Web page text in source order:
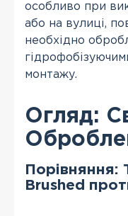
особливо при
або на вулиці,
необхідно
монтажу.
Огляд:
Порівняння:
Brushed